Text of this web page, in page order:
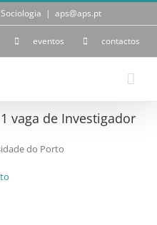
| aps@aps.pt
eventos contactos
vaga de Investigador
do Porto